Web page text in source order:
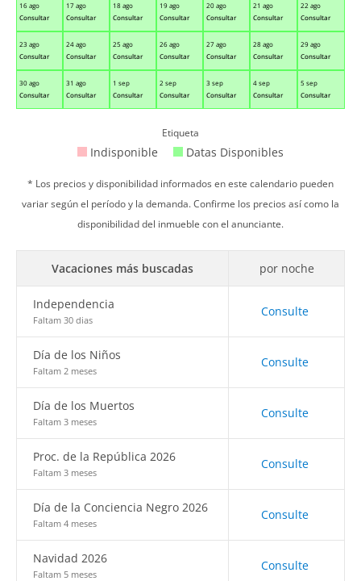
16 ago
Consultar
17 ago
Consultar
18 ago
Consultar
19 ago
Consultar
20 ago
Consultar
21 ago
Consultar
22 ago
Consultar
23 ago
Consultar
24 ago
Consultar
25 ago
Consultar
26 ago
Consultar
27 ago
Consultar
28 ago
Consultar
29 ago
Consultar
30 ago
Consultar
31 ago
Consultar
1 sep
Consultar
2 sep
Consultar
3 sep
Consultar
4 sep
Consultar
5 sep
Consultar
Etiqueta
Indisponible Datas Disponibles
* Los precios y disponibilidad informados en este calendario pueden
variar según el período y la demanda. Confirme los precios así como la
disponibilidad del inmueble con el anunciante.
Vacaciones más buscadas por noche
Independencia
Faltam 30 dias
Consulte
Día de los Niños
Faltam 2 meses
Consulte
Día de los Muertos
Faltam 3 meses
Consulte
Proc. de la República 2026
Faltam 3 meses
Consulte
Día de la Conciencia Negro 2026
Faltam 4 meses
Consulte
Navidad 2026
Faltam 5 meses
Consulte